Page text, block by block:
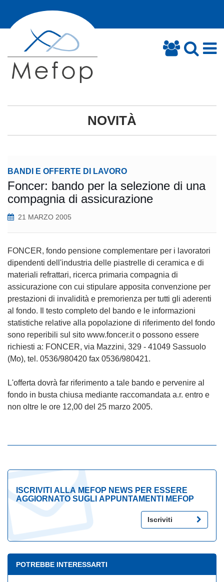
NOVITÀ
BANDI E OFFERTE DI LAVORO
Foncer: bando per la selezione di una
compagnia di assicurazione
21 MARZO 2005
FONCER, fondo pensione complementare per i lavoratori
dipendenti dell'industria delle piastrelle di ceramica e di
materiali refrattari, ricerca primaria compagnia di
assicurazione con cui stipulare apposita convenzione per
prestazioni di invalidità e premorienza per tutti gli aderenti
al fondo. Il testo completo del bando e le informazioni
statistiche relative alla popolazione di riferimento del fondo
sono reperibili sul sito www.foncer.it o possono essere
richiesti a: FONCER, via Mazzini, 329 - 41049 Sassuolo
(Mo), tel. 0536/980420 fax 0536/980421.
L'offerta dovrà far riferimento a tale bando e pervenire al
fondo in busta chiusa mediante raccomandata a.r. entro e
non oltre le ore 12,00 del 25 marzo 2005.
ISCRIVITI ALLA MEFOP NEWS PER ESSERE
AGGIORNATO SUGLI APPUNTAMENTI MEFOP
Iscriviti
POTREBBE INTERESSARTI